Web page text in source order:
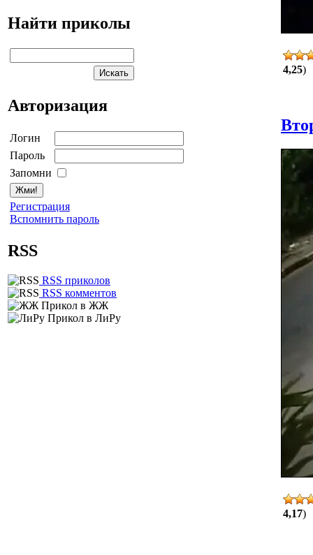
Найти приколы
Авторизация
Логин
Пароль
Запомни
Регистрация
Вспомнить пароль
RSS
RSS приколов
RSS комментов
Прикол в ЖЖ
Прикол в ЛиРу
4,25)
4,17)